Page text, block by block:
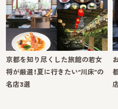
京都を知り尽くした旅館の若女
将が厳選！夏に行きたい“川床”の
名店3選